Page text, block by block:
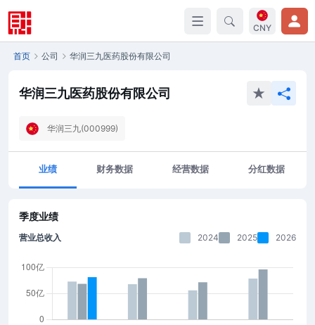
CNY
首页 公司 华润三九医药股份有限公司
华润三九医药股份有限公司
华润三九(000999)
业绩 财务数据 经营数据 分红数据
季度业绩
营业总收入 2024 2025 2026